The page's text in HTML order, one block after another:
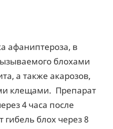
афаниптероза, в
блохами
а также акарозов,
клещами. Препарат
4 часа после
блох через 8